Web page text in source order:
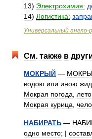
13) Электрохимия:
14) Логистика:
Универсальный англо-
См. также в
МОКРЫЙ —
водою или иною
Мокрая погода лето
Мокрая курица
НАБИРАТЬ —
одно место; |